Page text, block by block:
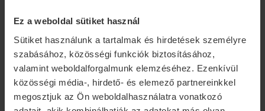
Ez a weboldal sütiket használ
Sütiket használunk a tartalmak és hirdetések személyre
szabásához, közösségi funkciók biztosításához,
valamint weboldalforgalmunk elemzéséhez. Ezenkívül
közösségi média-, hirdető- és elemező partnereinkkel
megosztjuk az Ön weboldalhasználatra vonatkozó